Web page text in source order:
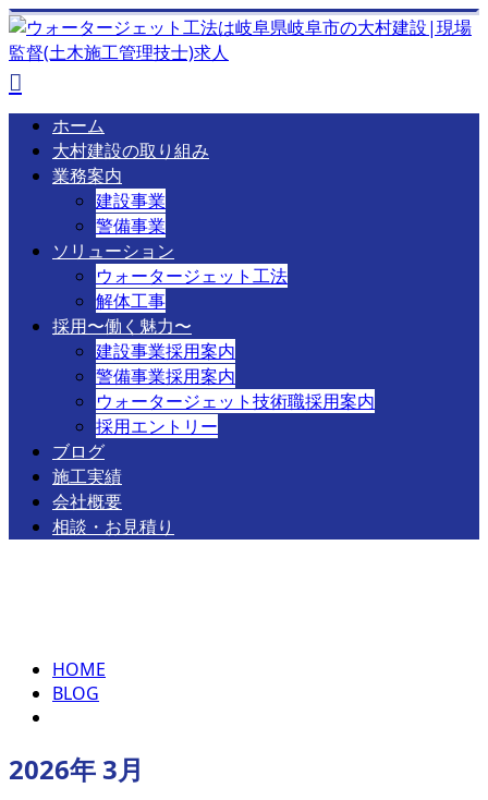
ホーム
大村建設の取り組み
業務案内
建設事業
警備事業
ソリューション
ウォータージェット工法
解体工事
採用〜働く魅力〜
建設事業採用案内
警備事業採用案内
ウォータージェット技術職採用案内
採用エントリー
ブログ
施工実績
会社概要
相談・お見積り
HOME
BLOG
2026年 3月